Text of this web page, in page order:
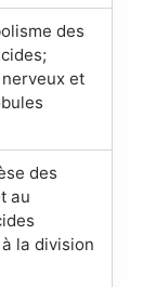
des
et
des
au
la division